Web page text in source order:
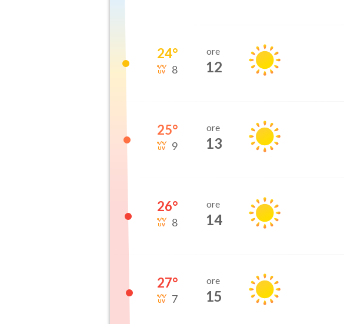
24°
8
ore
12
25°
9
ore
13
26°
8
ore
14
27°
7
ore
15